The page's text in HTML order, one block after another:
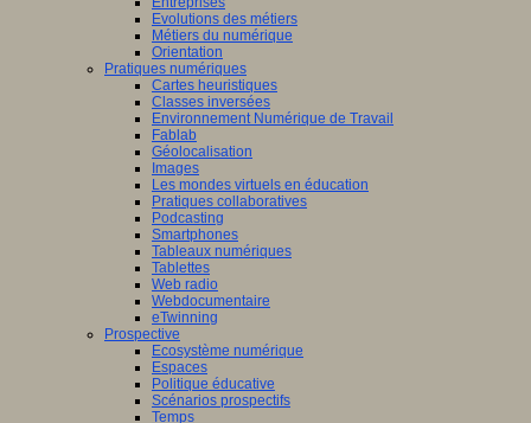
Evolutions des métiers
Métiers du numérique
Orientation
Pratiques numériques
Cartes heuristiques
Classes inversées
Environnement Numérique de Travail
Fablab
Géolocalisation
Images
Les mondes virtuels en éducation
Pratiques collaboratives
Podcasting
Smartphones
Tableaux numériques
Tablettes
Web radio
Webdocumentaire
eTwinning
Prospective
Ecosystème numérique
Espaces
Politique éducative
Scénarios prospectifs
Temps